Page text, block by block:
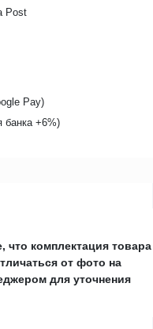
Post
Pay)
банкa +6%)
комплектация товара
от фото на
для уточнения